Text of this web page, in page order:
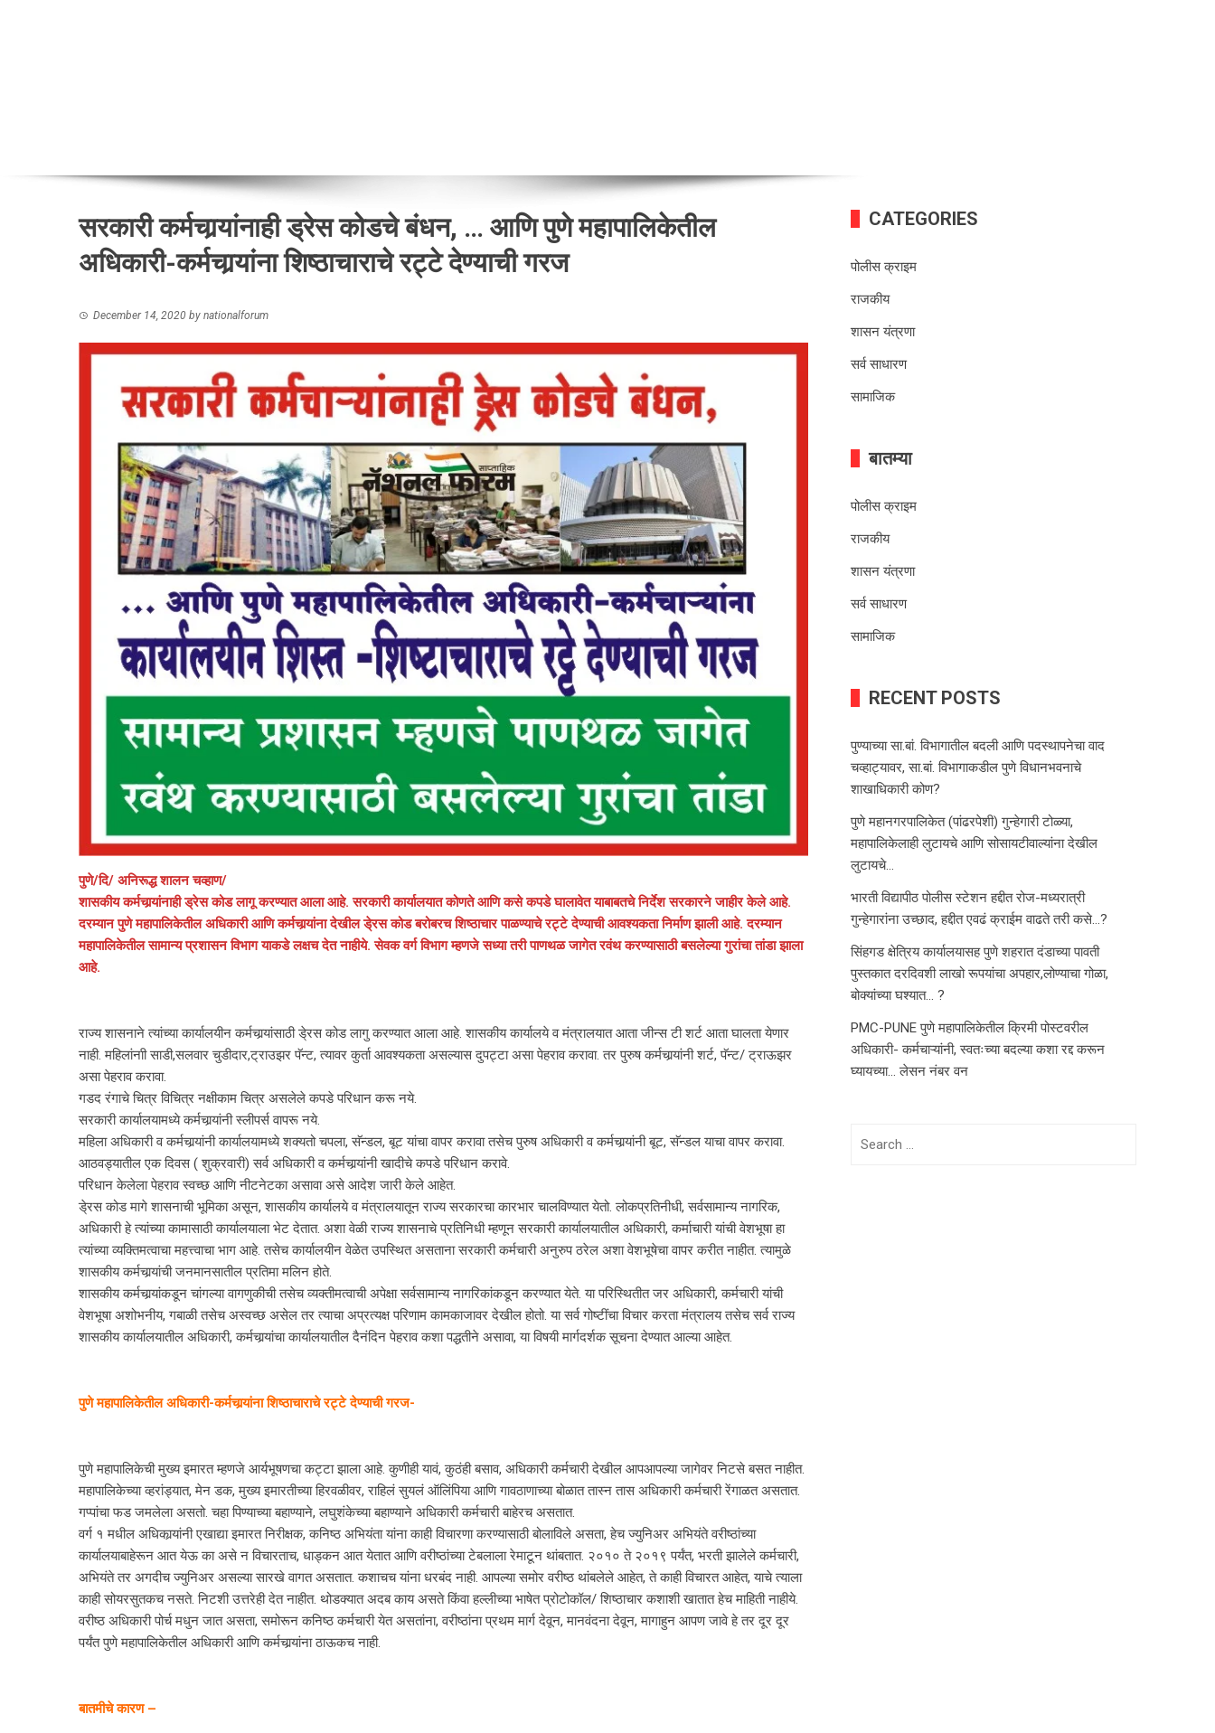
सरकारी कर्मचार्‍यांनाही ड्रेस कोडचे बंधन, … आणि पुणे महापालिकेतील
अधिकारी-कर्मचार्‍यांना शिष्ठाचाराचे रट्टे देण्याची गरज
December 14, 2020 by nationalforum
पुणे/दि/ अनिरूद्ध शालन चव्हाण/
शासकीय कर्मचार्‍यांनाही ड्रेस कोड लागू करण्यात आला आहे. सरकारी कार्यालयात कोणते आणि कसे कपडे घालावेत याबाबतचे निर्देश सरकारने जाहीर केले आहे.
दरम्यान पुणे महापालिकेतील अधिकारी आणि कर्मचार्‍यांना देखील डे्रस कोड बरोबरच शिष्ठाचार पाळण्याचे रट्टे देण्याची आवश्यकता निर्माण झाली आहे. दरम्यान
महापालिकेतील सामान्य प्रशासन विभाग याकडे लक्षच देत नाहीये. सेवक वर्ग विभाग म्हणजे सध्या तरी पाणथळ जागेत रवंथ करण्यासाठी बसलेल्या गुरांचा तांडा झाला
आहे.
राज्य शासनाने त्यांच्या कार्यालयीन कर्मचार्‍यांसाठी डे्रस कोड लागु करण्यात आला आहे. शासकीय कार्यालये व मंत्रालयात आता जीन्स टी शर्ट आता घालता येणार
नाही. महिलांनाी साडी,सलवार चुडीदार,ट्राउझर पॅन्ट, त्यावर कुर्ता आवश्यकता असल्यास दुपट्टा असा पेहराव करावा. तर पुरुष कर्मचार्‍यांनी शर्ट, पॅन्ट/ ट्राऊझर
असा पेहराव करावा.
गडद रंगाचे चित्र विचित्र नक्षीकाम चित्र असलेले कपडे परिधान करू नये.
सरकारी कार्यालयामध्ये कर्मचार्‍यांनी स्लीपर्स वापरू नये.
महिला अधिकारी व कर्मचार्‍यांनी कार्यालयामध्ये शक्यतो चपला, सॅन्डल, बूट यांचा वापर करावा तसेच पुरुष अधिकारी व कर्मचार्‍यांनी बूट, सॅन्डल याचा वापर करावा.
आठवड्यातील एक दिवस ( शुक्रवारी) सर्व अधिकारी व कर्मचार्‍यांनी खादीचे कपडे परिधान करावे.
परिधान केलेला पेहराव स्वच्छ आणि नीटनेटका असावा असे आदेश जारी केले आहेत.
डे्रस कोड मागे शासनाची भूमिका असून, शासकीय कार्यालये व मंत्रालयातून राज्य सरकारचा कारभार चालविण्यात येतो. लोकप्रतिनीधी, सर्वसामान्य नागरिक,
अधिकारी हे त्यांच्या कामासाठी कार्यालयाला भेट देतात. अशा वेळी राज्य शासनाचे प्रतिनिधी म्हणून सरकारी कार्यालयातील अधिकारी, कर्माचारी यांची वेशभूषा हा
त्यांच्या व्यक्तिमत्वाचा महत्त्वाचा भाग आहे. तसेच कार्यालयीन वेळेत उपस्थित असताना सरकारी कर्मचारी अनुरुप ठरेल अशा वेशभूषेचा वापर करीत नाहीत. त्यामुळे
शासकीय कर्मचार्‍यांची जनमानसातील प्रतिमा मलिन होते.
शासकीय कर्मचार्‍यांकडून चांगल्या वागणुकीची तसेच व्यक्तीमत्वाची अपेक्षा सर्वसामान्य नागरिकांकडून करण्यात येते. या परिस्थितीत जर अधिकारी, कर्मचारी यांची
वेशभूषा अशोभनीय, गबाळी तसेच अस्वच्छ असेल तर त्याचा अप्रत्यक्ष परिणाम कामकाजावर देखील होतो. या सर्व गोष्टींचा विचार करता मंत्रालय तसेच सर्व राज्य
शासकीय कार्यालयातील अधिकारी, कर्मचार्‍यांचा कार्यालयातील दैनंदिन पेहराव कशा पद्धतीने असावा, या विषयी मार्गदर्शक सूचना देण्यात आल्या आहेत.
पुणे महापालिकेतील अधिकारी-कर्मचार्‍यांना शिष्ठाचाराचे रट्टे देण्याची गरज-
पुणे महापालिकेची मुख्य इमारत म्हणजे आर्यभूषणचा कट्टा झाला आहे. कुणीही यावं, कुठंही बसाव, अधिकारी कर्मचारी देखील आपआपल्या जागेवर निटसे बसत नाहीत.
महापालिकेच्या व्हरांड्यात, मेन डक, मुख्य इमारतीच्या हिरवळीवर, राहिलं सुयलं ऑलिंपिया आणि गावठाणाच्या बोळात तास्न तास अधिकारी कर्मचारी रेंगाळत असतात.
गप्पांचा फड जमलेला असतो. चहा पिण्याच्या बहाण्याने, लघुशंकेच्या बहाण्याने अधिकारी कर्मचारी बाहेरच असतात.
वर्ग १ मधील अधिकार्‍यांनी एखाद्या इमारत निरीक्षक, कनिष्ठ अभियंता यांना काही विचारणा करण्यासाठी बोलाविले असता, हेच ज्युनिअर अभियंते वरीष्ठांच्या
कार्यालयाबाहेरून आत येऊ का असे न विचारताच, धाड्कन आत येतात आणि वरीष्ठांच्या टेबलाला रेमाटून थांबतात. २०१० ते २०१९ पर्यंत, भरती झालेले कर्मचारी,
अभियंते तर अगदीच ज्युनिअर असल्या सारखे वागत असतात. कशाचच यांना धरबंद नाही. आपल्या समोर वरीष्ठ थांबलेले आहेत, ते काही विचारत आहेत, याचे त्याला
काही सोयरसुतकच नसते. निटशी उत्तरेही देत नाहीत. थोडक्यात अदब काय असते किंवा हल्लीच्या भाषेत प्रोटोकॉल/ शिष्ठाचार कशाशी खातात हेच माहिती नाहीये.
वरीष्ठ अधिकारी पोर्च मधुन जात असता, समोरून कनिष्ठ कर्मचारी येत असतांना, वरीष्ठांना प्रथम मार्ग देवून, मानवंदना देवून, मागाहुन आपण जावे हे तर दूर दूर
पर्यंत पुणे महापालिकेतील अधिकारी आणि कर्मचार्‍यांना ठाऊकच नाही.
बातमीचे कारण –
CATEGORIES
पोलीस क्राइम
राजकीय
शासन यंत्रणा
सर्व साधारण
सामाजिक
बातम्या
पोलीस क्राइम
राजकीय
शासन यंत्रणा
सर्व साधारण
सामाजिक
RECENT POSTS
पुण्याच्या सा.बां. विभागातील बदली आणि पदस्थापनेचा वाद
चव्हाट्यावर, सा.बां. विभागाकडील पुणे विधानभवनाचे
शाखाधिकारी कोण?
पुणे महानगरपालिकेत (पांढरपेशी) गुन्हेगारी टोळ्या,
महापालिकेलाही लुटायचे आणि सोसायटीवाल्यांना देखील
लुटायचे…
भारती विद्यापीठ पोलीस स्टेशन हद्दीत रोज-मध्यरात्री
गुन्हेगारांना उच्छाद, हद्दीत एवढं क्राईम वाढते तरी कसे…?
सिंहगड क्षेत्रिय कार्यालयासह पुणे शहरात दंडाच्या पावती
पुस्तकात दरदिवशी लाखो रूपयांचा अपहार,लोण्याचा गोळा,
बोक्यांच्या घश्यात… ?
PMC-PUNE पुणे महापालिकेतील क्रिमी पोस्टवरील
अधिकारी- कर्मचाऱ्यांनी, स्वतःच्या बदल्या कशा रद्द करून
घ्यायच्या… लेसन नंबर वन